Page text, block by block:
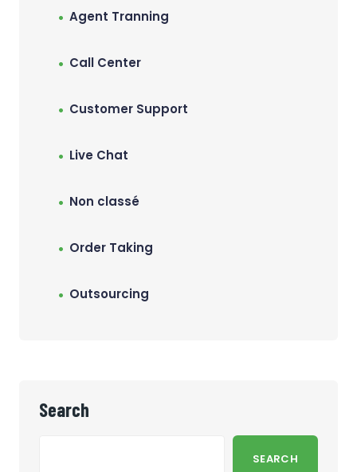
Agent Tranning
Call Center
Customer Support
Live Chat
Non classé
Order Taking
Outsourcing
Search
SEARCH